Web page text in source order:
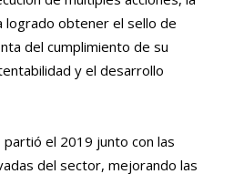
logrado obtener el sello de
del cumplimiento de su
y el desarrollo
el 2019 junto con las
del sector, mejorando las